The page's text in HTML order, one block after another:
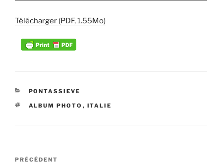
Télécharger (PDF, 1.55Mo)
CATÉGORIES
PONTASSIEVE
ÉTIQUETTES
ALBUM PHOTO , ITALIE
Navigation
Article
PRÉCÉDENT